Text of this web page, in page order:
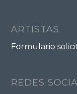
ARTISTAS
Formulario
REDES